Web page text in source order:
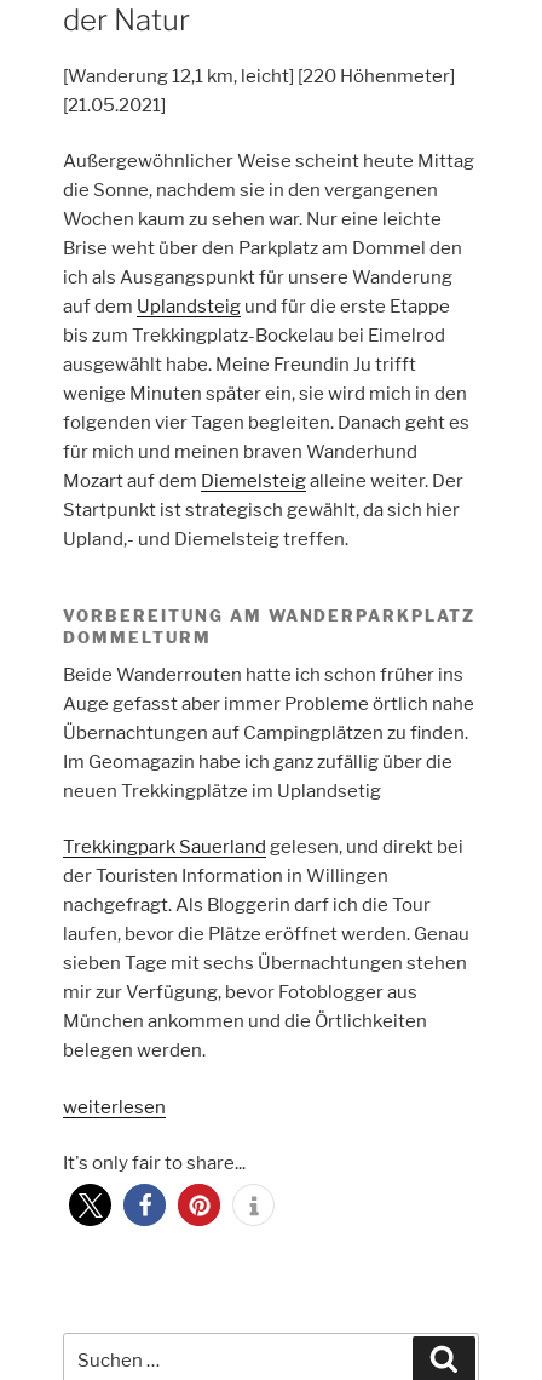
der Natur
[Wanderung 12,1 km, leicht] [220 Höhenmeter]
[21.05.2021]
Außergewöhnlicher Weise scheint heute Mittag
die Sonne, nachdem sie in den vergangenen
Wochen kaum zu sehen war. Nur eine leichte
Brise weht über den Parkplatz am Dommel den
ich als Ausgangspunkt für unsere Wanderung
auf dem Uplandsteig und für die erste Etappe
bis zum Trekkingplatz-Bockelau bei Eimelrod
ausgewählt habe. Meine Freundin Ju trifft
wenige Minuten später ein, sie wird mich in den
folgenden vier Tagen begleiten. Danach geht es
für mich und meinen braven Wanderhund
Mozart auf dem Diemelsteigalleine weiter. Der
Startpunkt ist strategisch gewählt, da sich hier
Upland,- und Diemelsteig treffen.
VORBEREITUNG AM WANDERPARKPLATZ
DOMMELTURM
Beide Wanderrouten hatte ich schon früher ins
Auge gefasst aber immer Probleme örtlich nahe
Übernachtungen auf Campingplätzen zu finden.
Im Geomagazin habe ich ganz zufällig über die
neuen Trekkingplätze im Uplandsetig
Trekkingpark Sauerland gelesen, und direkt bei
der Touristen Information in Willingen
nachgefragt. Als Bloggerin darf ich die Tour
laufen, bevor die Plätze eröffnet werden. Genau
sieben Tage mit sechs Übernachtungen stehen
mir zur Verfügung, bevor Fotoblogger aus
München ankommen und die Örtlichkeiten
belegen werden.
„Uplandsteig
1
–
Dommel
bei
Eimelrod“
weiterlesen
It's only fair to share...